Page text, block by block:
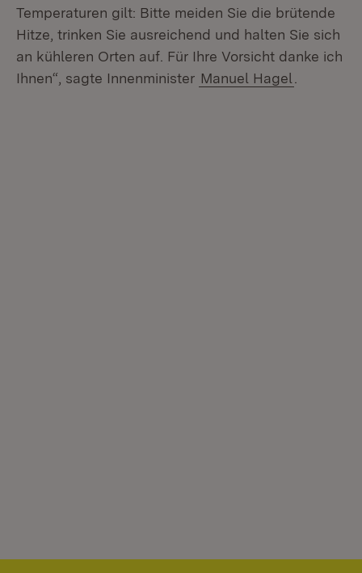
Temperaturen gilt: Bitte meiden Sie die brütende
Hitze, trinken Sie ausreichend und halten Sie sich
an kühleren Orten auf. Für Ihre Vorsicht danke ich
Ihnen“, sagte Innenminister Manuel Hagel